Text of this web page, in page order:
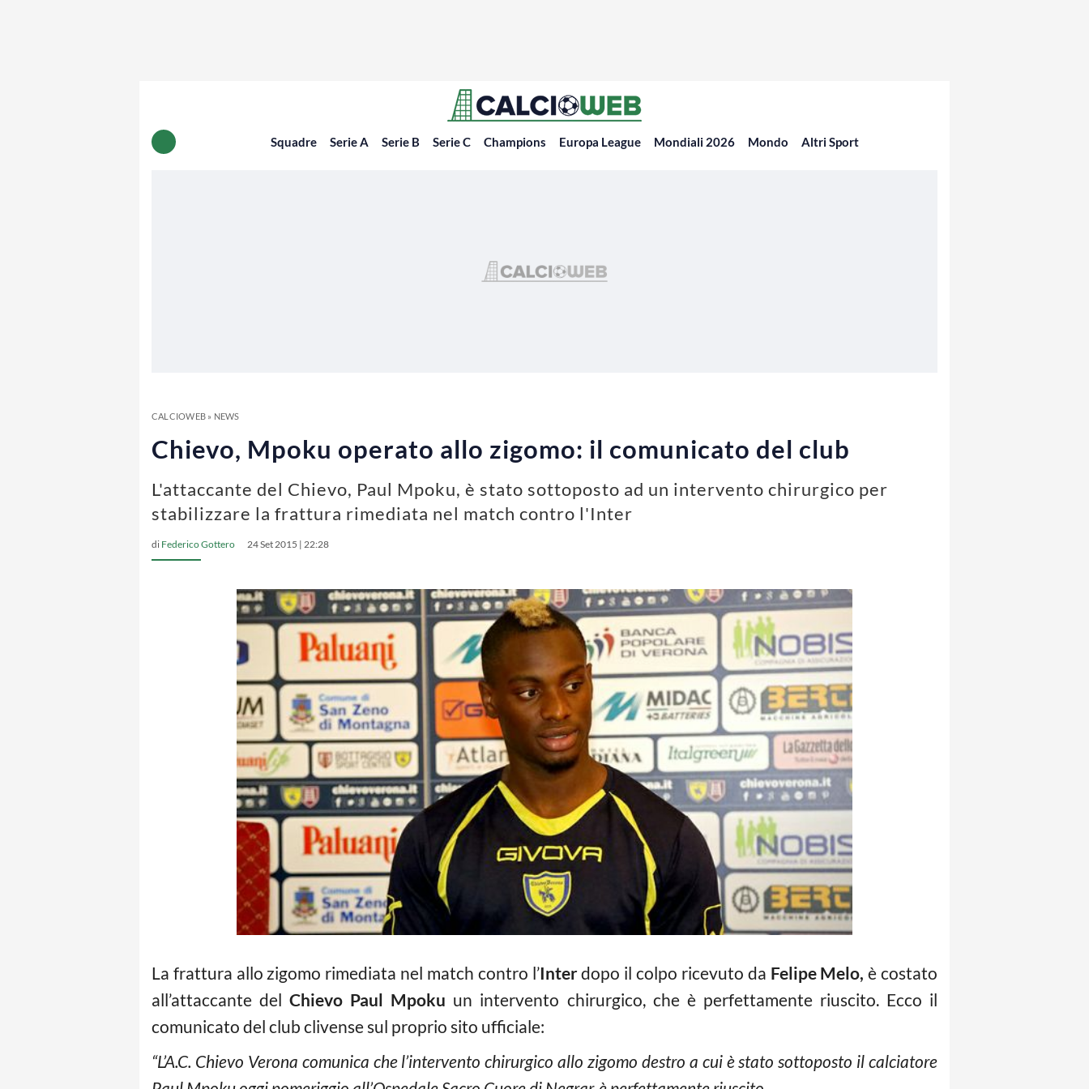
Squadre Serie A Serie B Serie C Champions Europa League Mondiali 2026 Mondo Altri Sport
CALCIOWEB» NEWS
Chievo, Mpoku operato allo zigomo: il comunicato del club
L'attaccante del Chievo, Paul Mpoku, è stato sottoposto ad un intervento chirurgico per
stabilizzare la frattura rimediata nel match contro l'Inter
di Federico Gottero 24 Set 2015 | 22:28
La frattura allo zigomo rimediata nel match contro l’Interdopo il colpo ricevuto da Felipe Melo, è costato
all’attaccante delChievo Paul Mpoku un intervento chirurgico, che è perfettamente riuscito. Ecco il
comunicato del club clivense sul proprio sito ufficiale:
“L’A.C. Chievo Verona comunica che l’intervento chirurgico allo zigomo destro a cui è stato sottoposto il calciatore